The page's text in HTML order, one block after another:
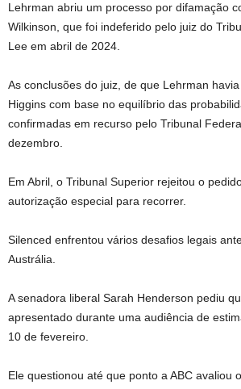
Lehrman abriu um processo por difamação
Wilkinson, que foi indeferido pelo juiz do
Lee em abril de 2024.
As conclusões do juiz, de que Lehrman havia
Higgins com base no equilíbrio das
confirmadas em recurso pelo Tribunal
dezembro.
Em Abril, o Tribunal Superior rejeitou o
autorização especial para recorrer.
Silenced enfrentou vários desafios legais
Austrália.
A senadora liberal Sarah Henderson pediu
apresentado durante uma audiência de
10 de fevereiro.
Ele questionou até que ponto a ABC avaliou